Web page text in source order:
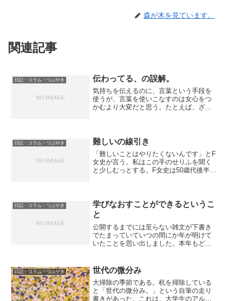
森が木を見ています。
関連記事
日記・コラム・つぶやき 伝わってる、の誤解。
気持ちを伝えるのに、言葉という手段を
使うが、言葉を使いこなすのは女心をつ
かむより大変だと思う。たとえば、ざっ
共通項を確認するところからは...
日記・コラム・つぶやき 難しいの線引き
「難しいことはやりたくないんです」とF
女史が言う。私はこの手のせりふを聞く
と少しむっとする。F女史は50歳代後半、
る。ウェブサイトを...
日記・コラム・つぶやき
学びなおすことができるというこ
と
公開するまでには至らない雑文が下書き
でたまっていていつの間にか年が明けて
いたことを思い出しました。本年もどう
しています。しかし、「出来る人」にと
っての学びなおしとは、高...
日記・コラム・つぶやき 世代の微分み
大掃除の季節である。机を掃除している
と「世代の微分み。」という自筆の走り
書きがあった。これは、大学生のアルバ